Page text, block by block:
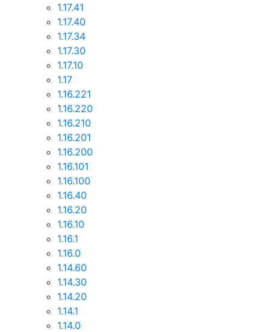
1.17.41
1.17.40
1.17.34
1.17.30
1.17.10
1.17
1.16.221
1.16.220
1.16.210
1.16.201
1.16.200
1.16.101
1.16.100
1.16.40
1.16.20
1.16.10
1.16.1
1.16.0
1.14.60
1.14.30
1.14.20
1.14.1
1.14.0